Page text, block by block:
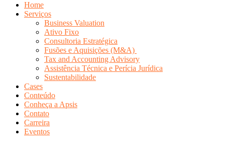
Home
Serviços
Business Valuation
Ativo Fixo
Consultoria Estratégica
Fusões e Aquisições (M&A)
Tax and Accounting Advisory
Assistência Técnica e Perícia Jurídica
Sustentabilidade
Cases
Conteúdo
Conheça a Apsis
Contato
Carreira
Eventos